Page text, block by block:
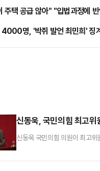
주택 공급 않아" "입법과정에
4000명, '박쥐 발언 최민희' 징
신동욱, 국민의힘 최고
신동욱 국민의힘 의원이 최고
되고 있다"며 이같이 말했다.이